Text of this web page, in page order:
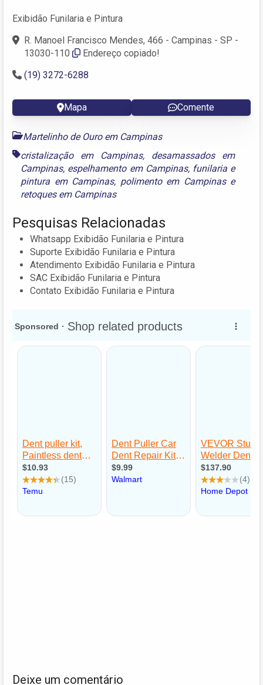
Exibidão Funilaria e Pintura
R. Manoel Francisco Mendes, 466 - Campinas - SP -
13030-110
Endereço copiado!
(19) 3272-6288
Mapa Comente
Martelinho de Ouro em Campinas
cristalização em Campinas, desamassados em
Campinas, espelhamento em Campinas, funilaria e
pintura em Campinas, polimento em Campinase
retoques em Campinas
Pesquisas Relacionadas
Whatsapp Exibidão Funilaria e Pintura
Suporte Exibidão Funilaria e Pintura
Atendimento Exibidão Funilaria e Pintura
SAC Exibidão Funilaria e Pintura
Contato Exibidão Funilaria e Pintura
Deixe um comentário